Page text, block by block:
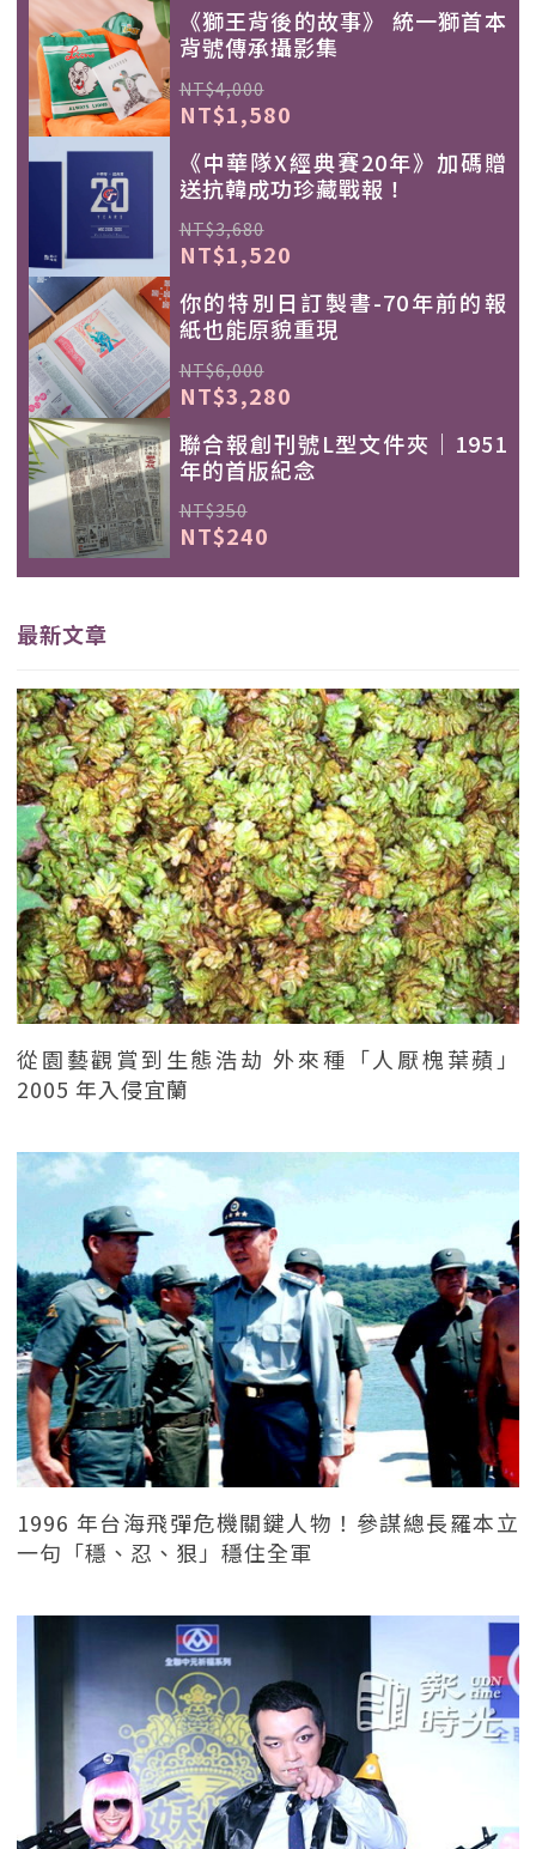
《獅王背後的故事》 統一獅首本
背號傳承攝影集
NT$4,000
NT$1,580
《中華隊X經典賽20年》加碼贈
送抗韓成功珍藏戰報！
NT$3,680
NT$1,520
你的特別日訂製書-70年前的報
紙也能原貌重現
NT$6,000
NT$3,280
聯合報創刊號L型文件夾｜1951
年的首版紀念
NT$350
NT$240
最新文章
從園藝觀賞到生態浩劫 外來種「人厭槐葉蘋」
2005 年入侵宜蘭
1996 年台海飛彈危機關鍵人物！參謀總長羅本立
一句「穩、忍、狠」穩住全軍